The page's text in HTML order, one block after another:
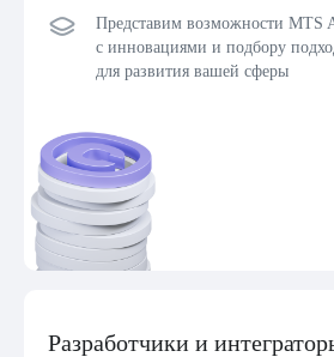
Представим возможности MTS
с инновациями и подбору
для развития вашей сферы
Разработчики и